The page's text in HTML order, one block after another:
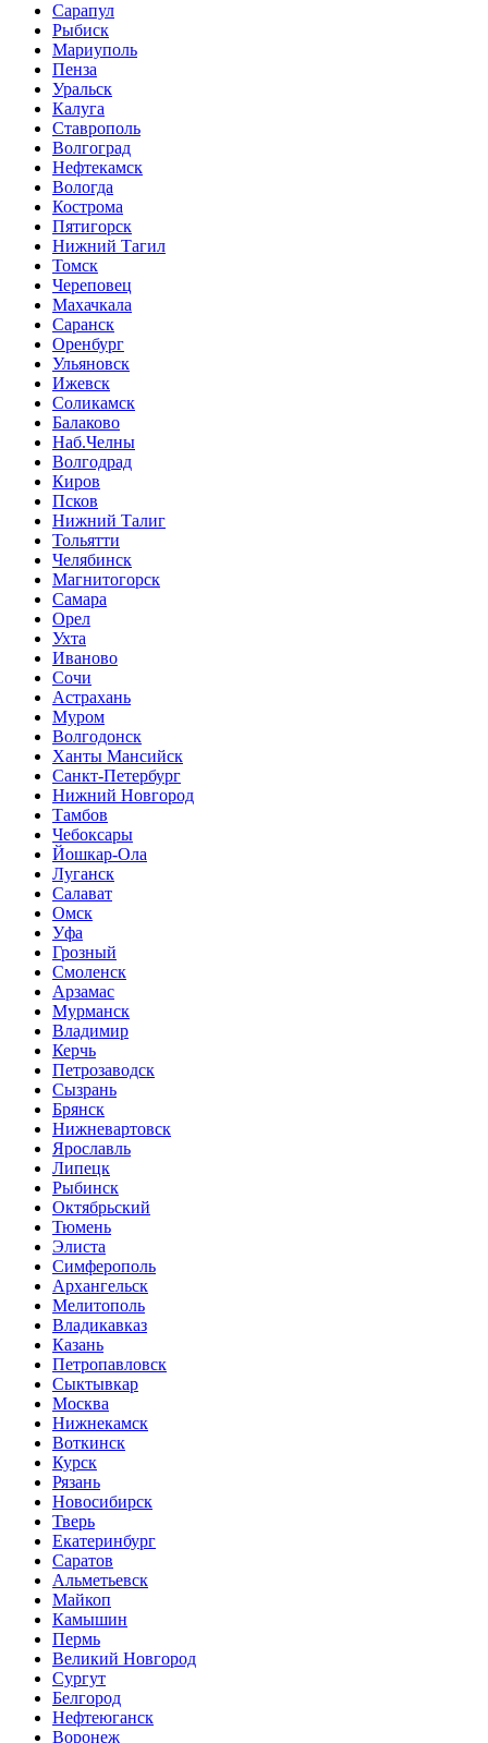
Сарапул
Рыбиск
Мариуполь
Пенза
Уральск
Калуга
Ставрополь
Волгоград
Нефтекамск
Вологда
Кострома
Пятигорск
Нижний Тагил
Томск
Череповец
Махачкала
Саранск
Оренбург
Ульяновск
Ижевск
Соликамск
Балаково
Наб.Челны
Волгодрад
Киров
Псков
Нижний Талиг
Тольятти
Челябинск
Магнитогорск
Самара
Орел
Ухта
Иваново
Сочи
Астрахань
Муром
Волгодонск
Ханты Мансийск
Санкт-Петербург
Нижний Новгород
Тамбов
Чебоксары
Йошкар-Ола
Луганск
Салават
Омск
Уфа
Грозный
Смоленск
Арзамас
Мурманск
Владимир
Керчь
Петрозаводск
Сызрань
Брянск
Нижневартовск
Ярославль
Липецк
Рыбинск
Октябрьский
Тюмень
Элиста
Симферополь
Архангельск
Мелитополь
Владикавказ
Казань
Петропавловск
Сыктывкар
Москва
Нижнекамск
Воткинск
Курск
Рязань
Новосибирск
Тверь
Екатеринбург
Саратов
Альметьевск
Майкоп
Камышин
Пермь
Великий Новгород
Сургут
Белгород
Нефтеюганск
Воронеж